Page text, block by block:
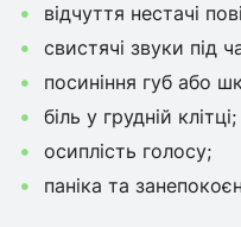
відчуття нестачі
свистячі звуки під
посиніння губ або
біль у грудній клітці;
осиплість голосу;
паніка та